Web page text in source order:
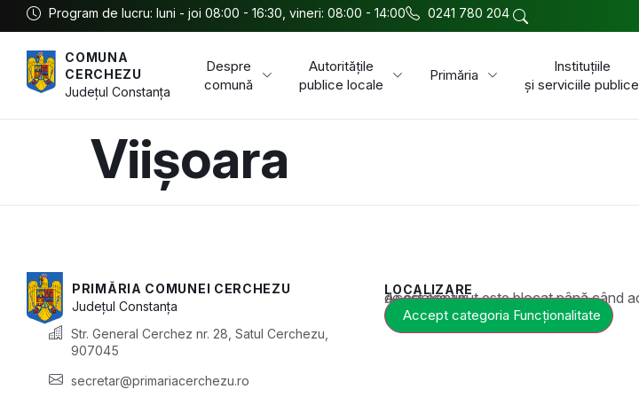
Program de lucru: luni - joi 08:00 - 16:30, vineri: 08:00 - 14:00 0241 780 204
COMUNA
CERCHEZU
JudețulConstanța
Despre
comună
Autoritățile
publice locale
Primăria
Instituțiile
și serviciile publice
Viișoara
PRIMĂRIA COMUNEI CERCHEZU
JudețulConstanța
Str. General Cerchez nr. 28, Satul Cerchezu,
907045
secretar@primariacerchezu.ro
LOCALIZARE
Acest conținut este blocat până când acceptați categoria corespunzătoare de cookie-uri.
Accept categoria Funcționalitate